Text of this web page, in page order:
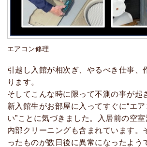
エアコン修理
引越し入館が相次ぎ、やるべき仕事、
ります。
そしてこんな時に限って不測の事が起
新入館生がお部屋に入ってすぐに“エ
い”ことに気づきました。入居前の空
内部クリーニングも含まれています。
ったものが数日後に異常になったよう